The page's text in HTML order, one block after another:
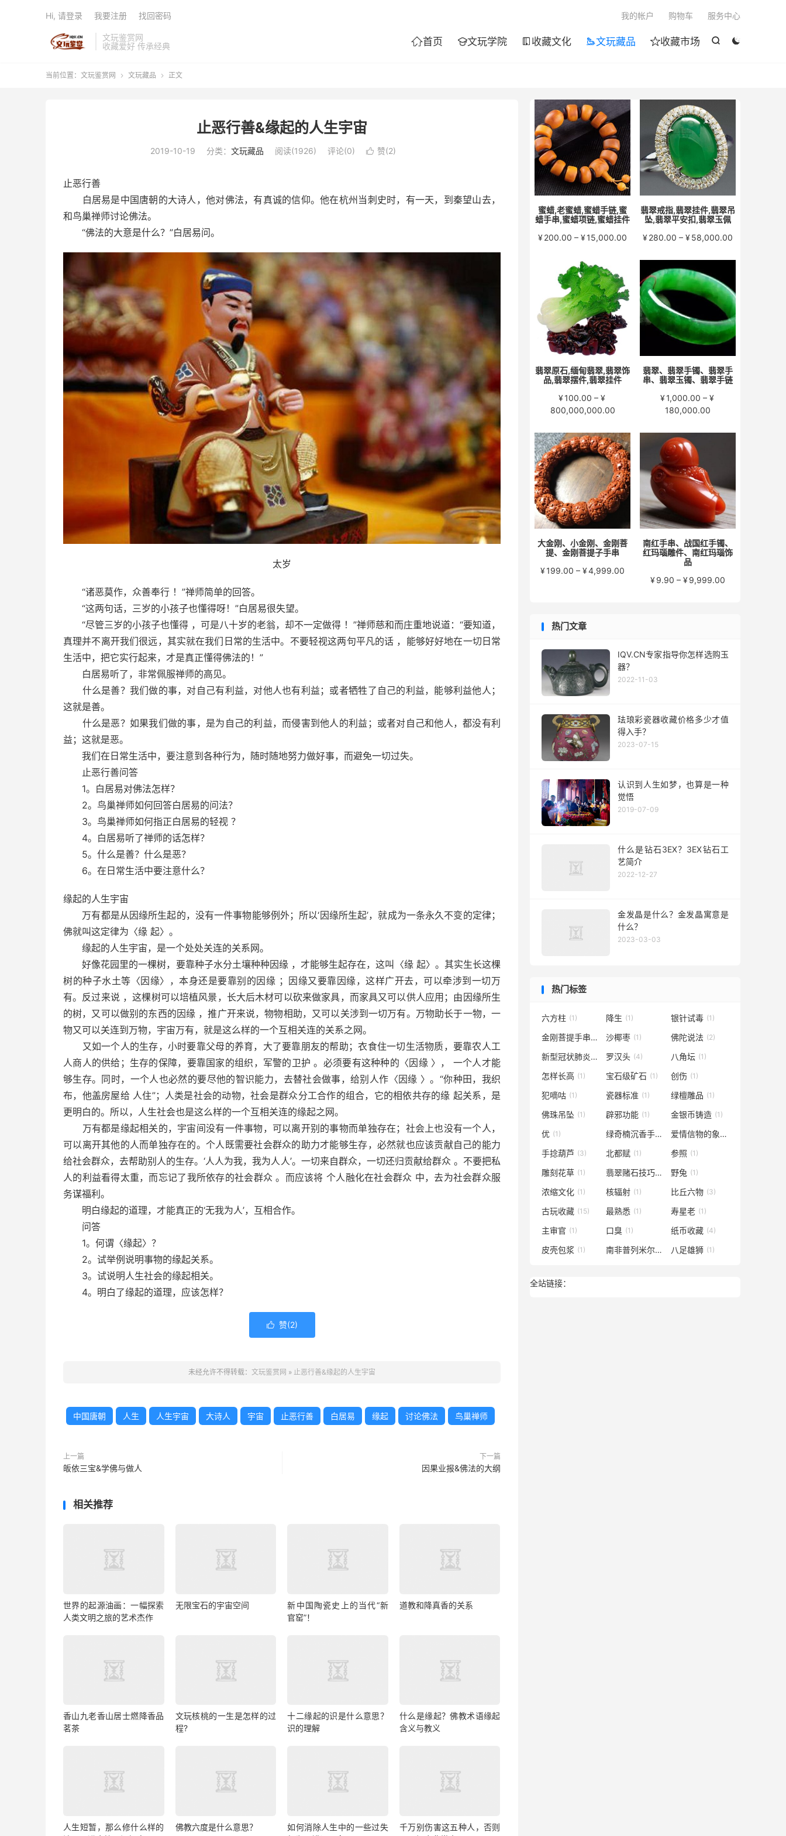
文玩鉴赏网
收藏爱好 传承经典


首页 文玩学院  收藏文化 文玩藏品 收藏市场
我的帐户 购物车 服务中心
Hi, 请登录 我要注册 找回密码
当前位置： 文玩鉴赏网  文玩藏品  正文
止恶行善&缘起的人生宇宙
2019-10-19 分类： 文玩藏品 阅读(1926) 评论(0)  赞(2)
止恶行善
白居易是中国唐朝的大诗人，他对佛法，有真诚的信仰。他在杭州当刺史时，有一天，到秦望山去，
和鸟巢禅师讨论佛法。
“佛法的大意是什么？”白居易问。
太岁
“诸恶莫作，众善奉行 ！”禅师简单的回答。
“这两句话，三岁的小孩子也懂得呀！”白居易很失望。
“尽管三岁的小孩子也懂得 ，可是八十岁的老翁，却不一定做得 ！”禅师慈和而庄重地说道：“要知道，
真理并不离开我们很远，其实就在我们日常的生活中。不要轻视这两句平凡的话 ，能够好好地在一切日常
生活中，把它实行起来，才是真正懂得佛法的！”
白居易听了，非常佩服禅师的高见。
什么是善？我们做的事，对自己有利益，对他人也有利益；或者牺牲了自己的利益，能够利益他人；
这就是善。
什么是恶？如果我们做的事，是为自己的利益，而侵害到他人的利益；或者对自己和他人，都没有利
益；这就是恶。
我们在日常生活中，要注意到各种行为，随时随地努力做好事，而避免一切过失。
止恶行善问答
1。白居易对佛法怎样？
2。鸟巢禅师如何回答白居易的问法？
3。鸟巢禅师如何指正白居易的轻视 ？
4。白居易听了禅师的话怎样？
5。什么是善？什么是恶？
6。在日常生活中要注意什么？
缘起的人生宇宙
万有都是从因缘所生起的，没有一件事物能够例外；所以‘因缘所生起’，就成为一条永久不变的定律；
佛就叫这定律为〈缘 起〉。
缘起的人生宇宙，是一个处处关连的关系网。
好像花园里的一棵树，要靠种子水分土壤种种因缘 ，才能够生起存在，这叫〈缘 起〉。其实生长这棵
树的种子水土等〈因缘〉，本身还是要靠别的因缘 ；因缘又要靠因缘，这样广开去，可以牵涉到一切万
有。反过来说 ，这棵树可以培植风景，长大后木材可以砍来做家具，而家具又可以供人应用；由因缘所生
的树，又可以做别的东西的因缘 ，推广开来说，物物相助，又可以关涉到一切万有。万物助长于一物，一
物又可以关连到万物，宇宙万有，就是这么样的一个互相关连的关系之网。
又如一个人的生存，小时要靠父母的养育，大了要靠朋友的帮助；衣食住一切生活物质，要靠农人工
人商人的供给；生存的保障，要靠国家的组织，军警的卫护 。必须要有这种种的〈因缘 〉， 一个人才能
够生存。同时，一个人也必然的要尽他的智识能力，去替社会做事，给别人作〈因缘 〉。“你种田，我织
布，他盖房屋给 人住”；人类是社会的动物，社会是群众分工合作的组合，它的相依共存的缘 起关系，是
更明白的。所以，人生社会也是这么样的一个互相关连的缘起之网。
万有都是缘起相关的，宇宙间没有一件事物，可以离开别的事物而单独存在；社会上也没有一个人，
可以离开其他的人而单独存在的。个人既需要社会群众的助力才能够生存，必然就也应该贡献自己的能力
给社会群众，去帮助别人的生存。‘人人为我，我为人人’。一切来自群众，一切还归贡献给群众 。不要把私
人的利益看得太重，而忘记了我所依存的社会群众 。而应该将 个人融化在社会群众 中，去为社会群众服
务谋福利。
明白缘起的道理，才能真正的‘无我为人’，互相合作。
问答
1。何谓〈缘起〉？
2。试举例说明事物的缘起关系。
3。试说明人生社会的缘起相关。
4。明白了缘起的道理，应该怎样？
 赞(2)
未经允许不得转载： 文玩鉴赏网 » 止恶行善&缘起的人生宇宙
中国唐朝 人生 人生宇宙 大诗人 宇宙 止恶行善 白居易 缘起 讨论佛法 鸟巢禅师
上一篇
皈依三宝&学佛与做人
下一篇
因果业报&佛法的大纲
相关推荐
世界的起源油画：一幅探索
人类文明之旅的艺术杰作
无限宝石的宇宙空间
新中国陶瓷史上的当代“新
官窑”！
道教和降真香的关系
香山九老香山居士燃降香品
茗茶
文玩核桃的一生是怎样的过
程?
十二缘起的识是什么意思？
识的理解
什么是缘起？佛教术语缘起
含义与教义
人生短暂，那么修什么样的
佛教六度是什么意思？
如何消除人生中的一些过失
千万别伤害这五种人，否则
蜜蜡,老蜜蜡,蜜蜡手链,蜜
蜡手串,蜜蜡项链,蜜蜡挂件
¥200.00 – ¥15,000.00
¥200.00
至
¥15,000.00
翡翠戒指,翡翠挂件,翡翠吊
坠,翡翠平安扣,翡翠玉佩
¥280.00 – ¥58,000.00
范
至
¥58,000.00
翡翠原石,缅甸翡翠,翡翠饰
品,翡翠摆件,翡翠挂件
¥100.00 – ¥
800,000,000.00价
范
围：
¥100.00
至
¥800,000,000.00
翡翠、翡翠手镯、翡翠手
串、翡翠玉镯、翡翠手链
¥1,000.00 – ¥
180,000.00
范
¥180,000.00
大金刚、小金刚、金刚菩
提、金刚菩提子手串
¥199.00 – ¥4,999.00
南红手串、战国红手镯、
红玛瑙雕件、南红玛瑙饰
品
¥9.90 – ¥9,999.00
¥9,999.00
热门文章
IQV.CN专家指导你怎样选购玉
器？
2022-11-03
珐琅彩瓷器收藏价格多少才值
得入手？
2023-07-15
认识到人生如梦，也算是一种
觉悟
2019-07-09
什么是钻石3EX？3EX钻石工
艺简介
2022-12-27
金发晶是什么？金发晶寓意是
什么？
2023-03-03
热门标签
六方柱 (1) 降生 (1) 银针试毒 (1)
金刚菩提手串选购 (1)
沙椰枣 (1) 佛陀说法 (2)
新型冠状肺炎
(1) 罗汉头 (4) 八角坛 (1)
怎样长高 (1) 宝石级矿石 (1) 创伤 (1)
犯嘀咕 (1) 瓷器标准 (1) 绿檀雕品 (1)
佛珠吊坠 (1) 辟邪功能 (1) 金银币铸造 (1)
优 (1) 绿奇楠沉香手串 (1) 爱情信物的象征
手捻葫芦 (3) 北都赋 (1) 参照 (1)
雕刻花草 (1) 翡翠赌石技巧与鉴赏 (1)
野兔 (1)
浓缩文化 (1) 核辐射 (1) 比丘六物 (3)
古玩收藏 (15) 最熟悉 (1) 寿星老 (1)
主审官 (1) 口臭 (1) 纸币收藏 (4)
皮壳包浆 (1) 南非普列米尔矿山 (1)
八足雄狮 (1)
全站链接：